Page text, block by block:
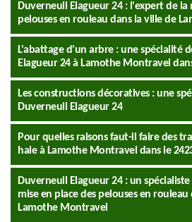
Duverneuil Elagueur 24 : l'expert de la
pelouses en rouleau dans la ville de
L'abattage d'un arbre : une spécialité
Elagueur 24 à Lamothe Montravel
Les constructions décoratives : une
Duverneuil Elagueur 24
Pour quelles raisons faut-il faire des
haie à Lamothe Montravel dans le
Duverneuil Elagueur 24 : un
mise en place des pelouses en rouleau
Lamothe Montravel